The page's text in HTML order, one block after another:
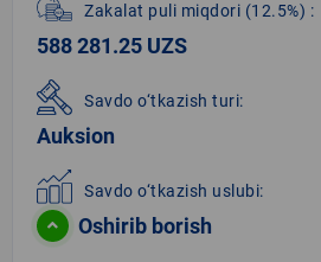
Zakalat puli miqdori (12.5%) :
588 281.25 UZS
Savdo o‘tkazish turi:
Auksion
Savdo o‘tkazish uslubi:
Oshirib borish